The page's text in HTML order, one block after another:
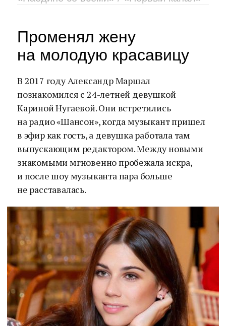
Променял жену
на молодую красавицу
В 2017 году Александр Маршал
познакомился с 24-летней девушкой
Кариной Нугаевой. Они встретились
на радио «Шансон», когда музыкант пришел
в эфир как гость, а девушка работала там
выпускающим редактором. Между новыми
знакомыми мгновенно пробежала искра,
и после шоу музыканта пара больше
не расставалась.